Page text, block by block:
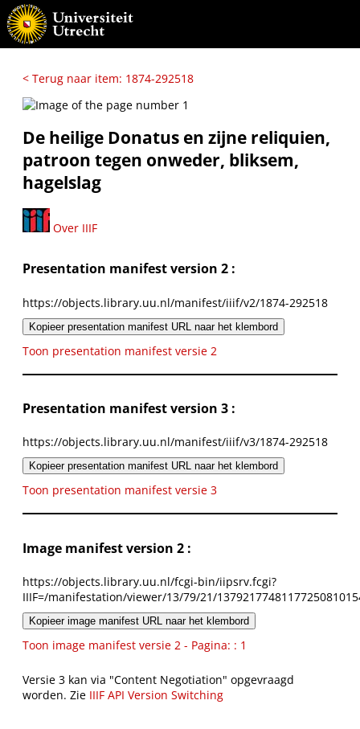
< Terug naar item: 1874-292518
De heilige Donatus en zijne reliquien,
patroon tegen onweder, bliksem,
hagelslag
Over IIIF
Presentation manifest version 2 :
https://objects.library.uu.nl/manifest/iiif/v2/1874-292518
Kopieer presentation manifest URL naar het klembord
Toon presentation manifest versie 2
Presentation manifest version 3 :
https://objects.library.uu.nl/manifest/iiif/v3/1874-292518
Kopieer presentation manifest URL naar het klembord
Toon presentation manifest versie 3
Image manifest version 2 :
https://objects.library.uu.nl/fcgi-bin/iipsrv.fcgi?
IIIF=/manifestation/viewer/13/79/21/
Kopieer image manifest URL naar het klembord
Toon image manifest versie 2 - Pagina: : 1
Versie 3 kan via "Content Negotiation" opgevraagd
worden. Zie IIIF API Version Switching